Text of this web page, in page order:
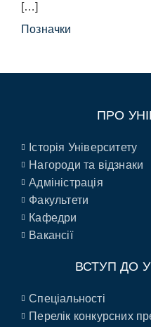
[…]
Позначки
ПРО
Історія Університету
Нагороди та відзнаки
Адміністрація
Факультети
Кафедри
Вакансії
ВСТУП ДО
Спеціальності
Перелік конкурсних